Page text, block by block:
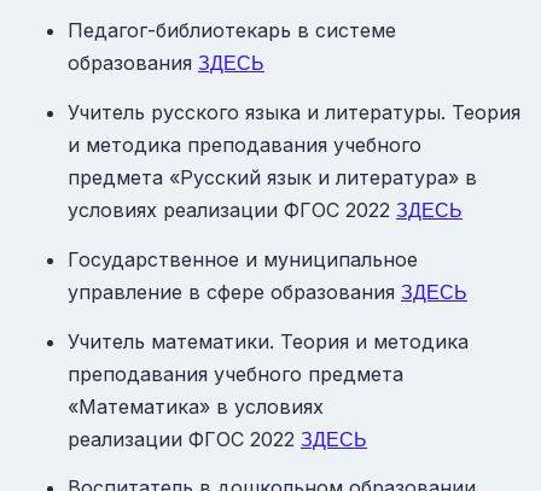
Педагог-библиотекарь в системе
образования ЗДЕСЬ
Учитель русского языка и литературы. Теория
и методика преподавания учебного
предмета «Русский язык и литература» в
условиях реализации ФГОС 2022 ЗДЕСЬ
Государственное и муниципальное
управление в сфере образования ЗДЕСЬ
Учитель математики. Теория и методика
преподавания учебного предмета
«Математика» в условиях
реализации ФГОС 2022 ЗДЕСЬ